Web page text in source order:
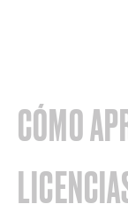
CÓMO